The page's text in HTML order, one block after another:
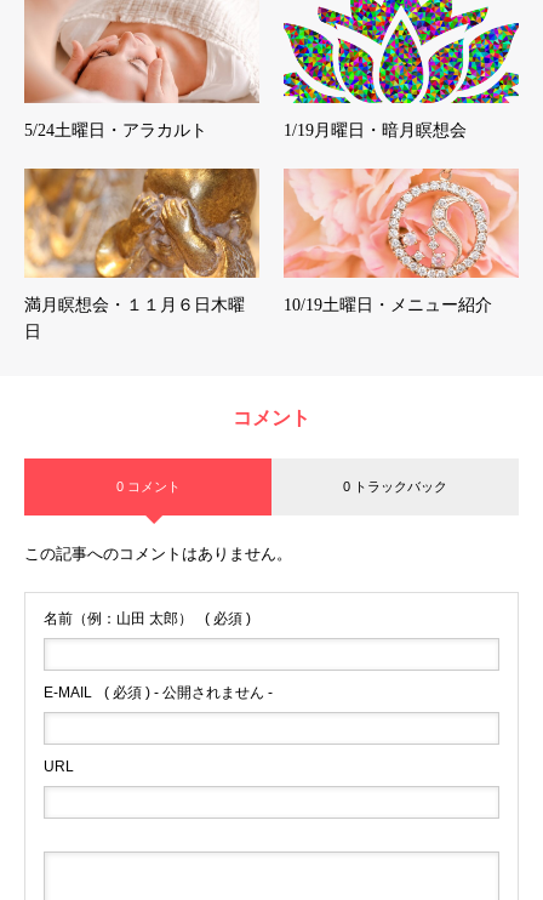
5/24土曜日・アラカルト 1/19月曜日・暗月瞑想会
満月瞑想会・１１月６日木曜
日
10/19土曜日・メニュー紹介
コメント
0 コメント 0 トラックバック
この記事へのコメントはありません。
名前（例：山田 太郎） ( 必須 )
E-MAIL ( 必須 ) - 公開されません -
URL